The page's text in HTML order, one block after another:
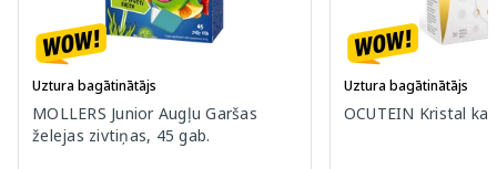
Uztura bagātinātājs
MOLLERS Junior Augļu Garšas
želejas zivtiņas, 45 gab.
Uztura bagātinātājs
OCUTEIN Kristal